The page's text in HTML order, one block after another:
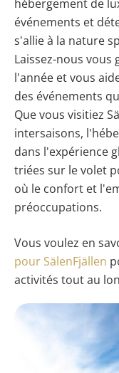
hébergement de
événements et
s'allie à la nature
Laissez-nous
l'année et vous
des événements
Que vous visitiez
intersaisons,
dans l'expérience
triées sur le volet
où le confort et
préoccupations.
Vous voulez en
pour SälenFjällen
activités tout au